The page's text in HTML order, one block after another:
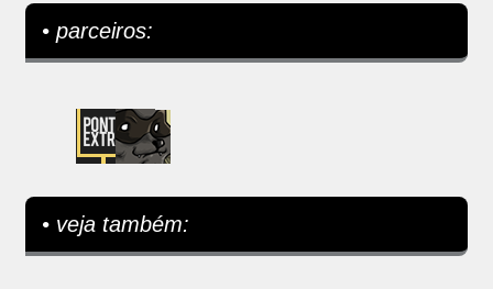
• parceiros:
• veja também: